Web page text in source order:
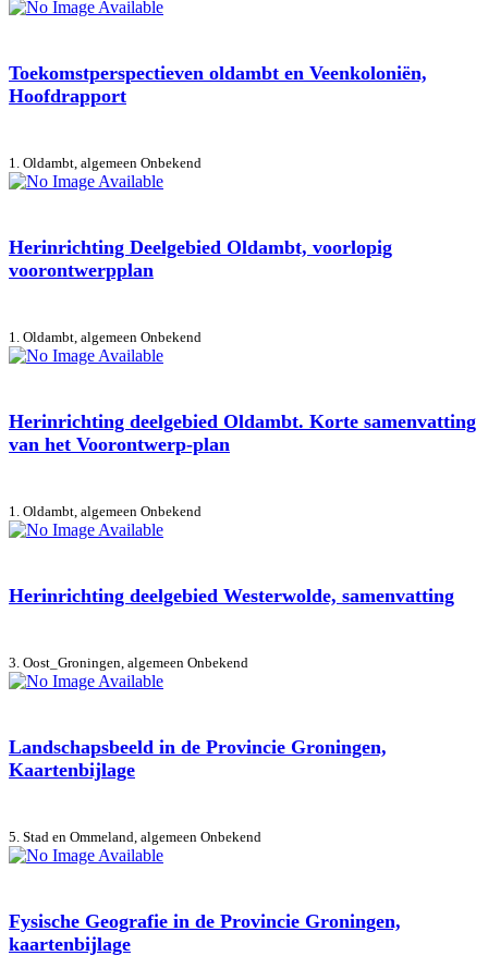
Toekomstperspectieven oldambt en Veenkoloniën,
Hoofdrapport
1. Oldambt, algemeen Onbekend
Herinrichting Deelgebied Oldambt, voorlopig
voorontwerpplan
1. Oldambt, algemeen Onbekend
Herinrichting deelgebied Oldambt. Korte samenvatting
van het Voorontwerp-plan
1. Oldambt, algemeen Onbekend
Herinrichting deelgebied Westerwolde, samenvatting
3. Oost_Groningen, algemeen Onbekend
Landschapsbeeld in de Provincie Groningen,
Kaartenbijlage
5. Stad en Ommeland, algemeen Onbekend
Fysische Geografie in de Provincie Groningen,
kaartenbijlage